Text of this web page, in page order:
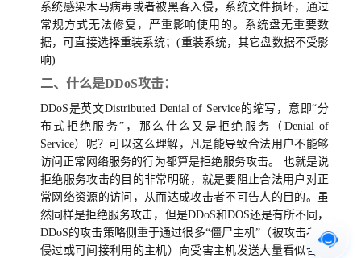
系统感染木马病毒或者被黑客入侵，系统文件损坏，通过
常规方式无法修复，严重影响使用的。系统盘无重要数
据，可直接选择重装系统；(重装系统，其它盘数据不受影
响)
二、什么是DDoS攻击：
DDoS是英文Distributed Denial of Service的缩写，意即“分
布式拒绝服务”，那么什么又是拒绝服务（Denial of
Service）呢？可以这么理解，凡是能导致合法用户不能够
访问正常网络服务的行为都算是拒绝服务攻击。 也就是说
拒绝服务攻击的目的非常明确，就是要阻止合法用户对正
常网络资源的访问，从而达成攻击者不可告人的目的。虽
然同样是拒绝服务攻击，但是DDoS和DOS还是有所不同，
DDoS的攻击策略侧重于通过很多“僵尸主机”（被攻击者入
侵过或可间接利用的主机）向受害主机发送大量看似合法